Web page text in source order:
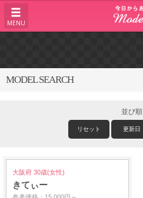
MENU
MODEL SEARCH
並び順
リセット 更新日
大阪府 30歳(女性)
きてぃー